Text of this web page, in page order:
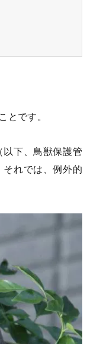
とです。
下、鳥獣保護管
れでは、例外的